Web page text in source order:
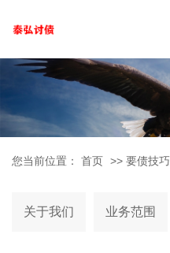
您当前位置： 首页 >> 要债技巧
关于我们 业务范围